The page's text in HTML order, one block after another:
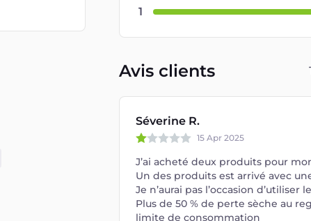
1
Avis clients
Séverine R.
15 Apr 2025
J’ai acheté deux produits pour
Un des produits est arrivé avec
Je n’aurai pas l’occasion
Plus de 50 % de perte sèche au
limite de consommation